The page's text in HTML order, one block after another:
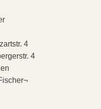
4
4